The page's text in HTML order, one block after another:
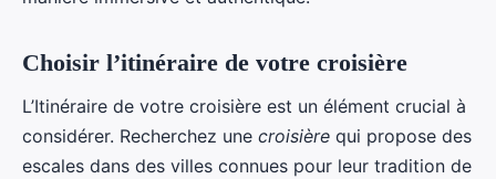
Choisir l’itinéraire de votre croisière
L’Itinéraire de votre croisière est un élément crucial à
considérer. Recherchez une croisière qui propose des
escales dans des villes connues pour leur tradition de